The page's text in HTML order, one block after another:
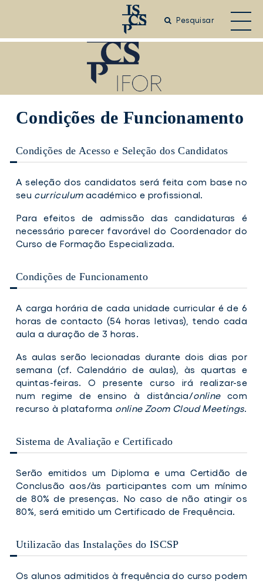
conteúdo
Pesquisar
Condições de Funcionamento
Condições de Acesso e Seleção dos Candidatos
A seleção dos candidatos será feita com base no
seu curriculumacadémico e profissional.
Para efeitos de admissão das candidaturas é
necessário parecer favorável do Coordenador do
Curso de Formação Especializada.
Condições de Funcionamento
A carga horária de cada unidade curricular é de 6
horas de contacto (54 horas letivas), tendo cada
aula a duração de 3 horas.
As aulas serão lecionadas durante dois dias por
semana (cf. Calendário de aulas), às quartas e
quintas-feiras. O presente curso irá realizar-se
num regime de ensino à distância/onlinecom
recurso à plataforma online Zoom Cloud Meetings.
Sistema de Avaliação e Certificado
Serão emitidos um Diploma e uma Certidão de
Conclusão aos/às participantes com um mínimo
de 80% de presenças. No caso de não atingir os
80%, será emitido um Certificado de Frequência.
Utilizacão das Instalações do ISCSP
Os alunos admitidos à frequência do curso podem